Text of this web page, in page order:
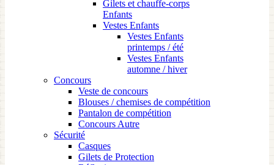
Gilets et chauffe-corps
Enfants
Vestes Enfants
Vestes Enfants
printemps / été
Vestes Enfants
automne / hiver
Concours
Veste de concours
Blouses / chemises de compétition
Pantalon de compétition
Concours Autre
Sécurité
Casques
Gilets de Protection